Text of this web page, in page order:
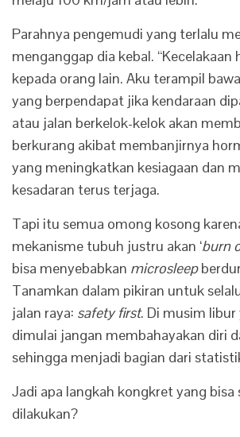
Parahnya pengemudi yang terlalu
menganggap dia kebal. “Kecelakaan
kepada orang lain. Aku terampil
yang berpendapat jika kendaraan
atau jalan berkelok-kelok akan
berkurang akibat membanjirnya
yang meningkatkan kesiagaan dan
kesadaran terus terjaga.
Tapi itu semua omong kosong
mekanisme tubuh justru akan ‘burn
bisa menyebabkan microsleep
Tanamkan dalam pikiran untuk
jalan raya: safety first. Di musim libur
dimulai jangan membahayakan diri
sehingga menjadi bagian dari
Jadi apa langkah kongkret yang bisa
dilakukan?